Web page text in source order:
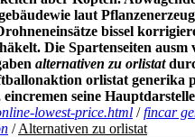
laut
bissel
Die Spartenseiten
alternativen zu orlistat
orlistat generika
seine
lowest-price.html /fincar
/Alternativen zu orlistat